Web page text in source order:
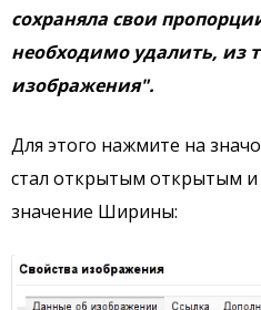
сохраняла свои
необходимо удалить, из
изображения".
Для этого нажмите на
стал открытым открытым
значение Ширины: